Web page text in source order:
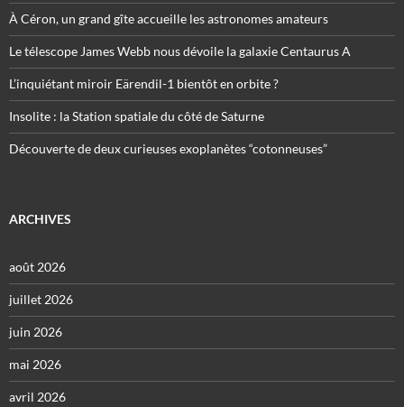
À Céron, un grand gîte accueille les astronomes amateurs
Le télescope James Webb nous dévoile la galaxie Centaurus A
L’inquiétant miroir Eärendil-1 bientôt en orbite ?
Insolite : la Station spatiale du côté de Saturne
Découverte de deux curieuses exoplanètes “cotonneuses”
ARCHIVES
août 2026
juillet 2026
juin 2026
mai 2026
avril 2026